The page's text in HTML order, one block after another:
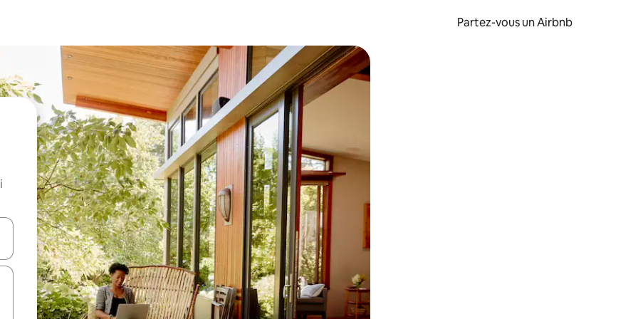
Partez-vous un Airbnb
les flèches vers le haut et vers le bas, ou en appuyant dessus et en les faisant glisser.